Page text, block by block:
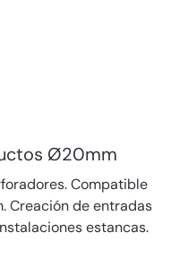
Ø20mm
Compatible
Creación de entradas
estancas.